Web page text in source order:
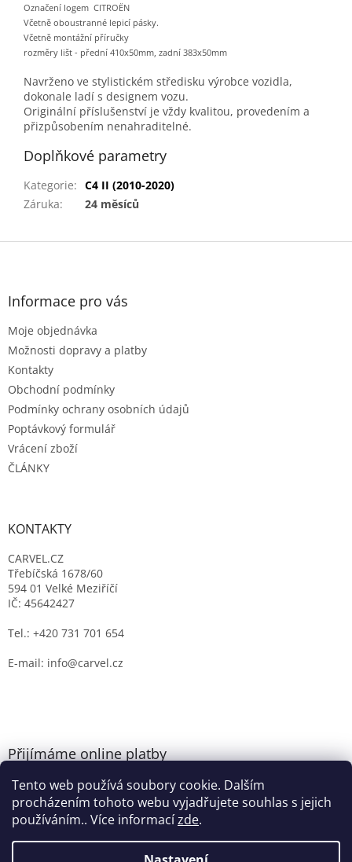
Tento web používá soubory cookie. Dalším
procházením tohoto webu vyjadřujete souhlas s jejich
používáním.. Více informacízde.
Označení logem CITROËN
Včetně oboustranné lepicí pásky.
Včetně montážní příručky
rozměry lišt - přední 410x50mm, zadní 383x50mm
Navrženo ve stylistickém středisku výrobce vozidla,
dokonale ladí s designem vozu.
Originální příslušenství je vždy kvalitou, provedením a
přizpůsobením nenahraditelné.
Doplňkové parametry
Kategorie: C4 II (2010-2020)
Záruka: 24 měsíců
Z
Informace pro vás
Moje objednávka
Možnosti dopravy a platby
Kontakty
Obchodní podmínky
Podmínky ochrany osobních údajů
Poptávkový formulář
Vrácení zboží
ČLÁNKY
KONTAKTY
CARVEL.CZ
Třebíčská 1678/60
594 01 Velké Meziříčí
IČ: 45642427
Tel.: +420 731 701 654
E-mail: info@carvel.cz
Přijímáme online platby